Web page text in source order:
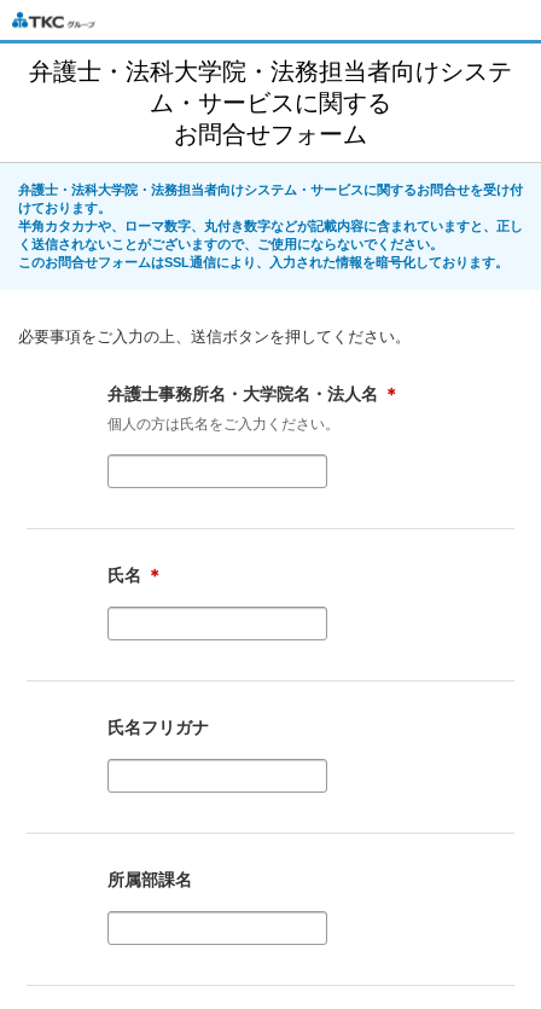
弁護士・法科大学院・法務担当者向けシステ
ム・サービスに関する
お問合せフォーム
弁護士・法科大学院・法務担当者向けシステム・サービスに関するお問合せを受け付
けております。
半角カタカナや、ローマ数字、丸付き数字などが記載内容に含まれていますと、正し
く送信されないことがございますので、ご使用にならないでください。
このお問合せフォームはSSL通信により、入力された情報を暗号化しております。
必要事項をご入力の上、送信ボタンを押してください。
弁護士事務所名・大学院名・法人名 ＊
個人の方は氏名をご入力ください。
氏名 ＊
氏名フリガナ
所属部課名